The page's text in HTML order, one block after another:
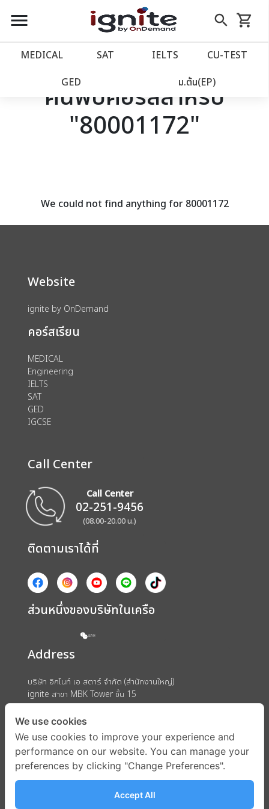
close
account_balance หน้าแรก
เว็บไซต์อิกไนท์
โปรโมชั่น
assignment ลงทะเบียน
menu search
Skip
to
shopping_cart
รถเข็น
MEDICAL SAT IELTS CU‑TEST
GED ม.ต้น(EP)
ค้นพบคอร์สสำหรับ
"80001172"
We could not find anything for 80001172
Website
ignite by OnDemand
คอร์สเรียน
MEDICAL
Engineering
IELTS
SAT
GED
IGCSE
Call Center
Call Center
02-251-9456
(08.00-20.00 น.)
ติดตามเราได้ที่
ส่วนหนึ่งของบริษัทในเครือ
Address
บริษัท อิกไนท์ เอ สตาร์ จำกัด (สำนักงานใหญ่)
ignite สาขา MBK Tower ชั้น 15
ถนนพญาไท แขวงวังใหม่ เขตปทุมวัน กรุงเทพมหานคร 10330
We use cookies
We use cookies to improve your experience and
performance on our website. You can manage your
preferences by clicking "Change Preferences".
Accept All